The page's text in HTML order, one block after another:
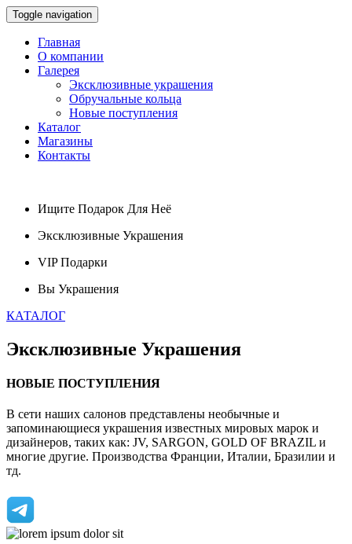
Toggle navigation
Главная
О компании
Галерея
Эксклюзивные украшения
Обручальные кольца
Новые поступления
Каталог
Магазины
Контакты
Ищите Подарок Для Неё
Эксклюзивные Украшения
VIPПодарки
Вы Украшения
КАТАЛОГ
Эксклюзивные Украшения
НОВЫЕ ПОСТУПЛЕНИЯ
В сети наших салонов представлены необычные и
запоминающиеся украшения известных мировых марок и
дизайнеров, таких как: JV, SARGON, GOLD OF BRAZIL и
многие другие. Производства Франции, Италии, Бразилии и
тд.